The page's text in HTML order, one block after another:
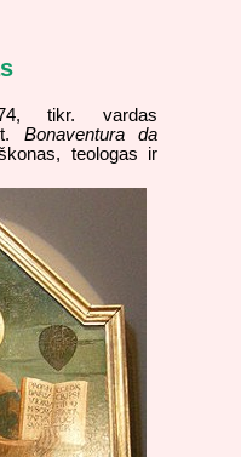
tikr. vardas
Bonaventura da
teologas ir